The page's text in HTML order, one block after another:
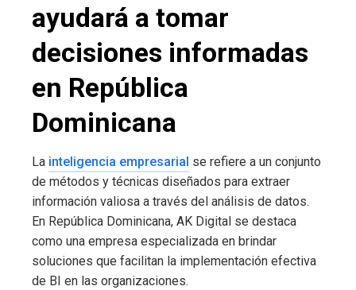
ayudará a tomar
decisiones informadas
en República
Dominicana
La inteligencia empresarial se refiere a un conjunto
de métodos y técnicas diseñados para extraer
información valiosa a través del análisis de datos.
En República Dominicana, AK Digital se destaca
como una empresa especializada en brindar
soluciones que facilitan la implementación efectiva
de BI en las organizaciones.